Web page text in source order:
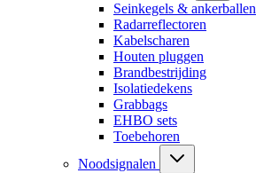
Seinkegels & ankerballen
Radarreflectoren
Kabelscharen
Houten pluggen
Brandbestrijding
Isolatiedekens
Grabbags
EHBO sets
Toebehoren
Noodsignalen